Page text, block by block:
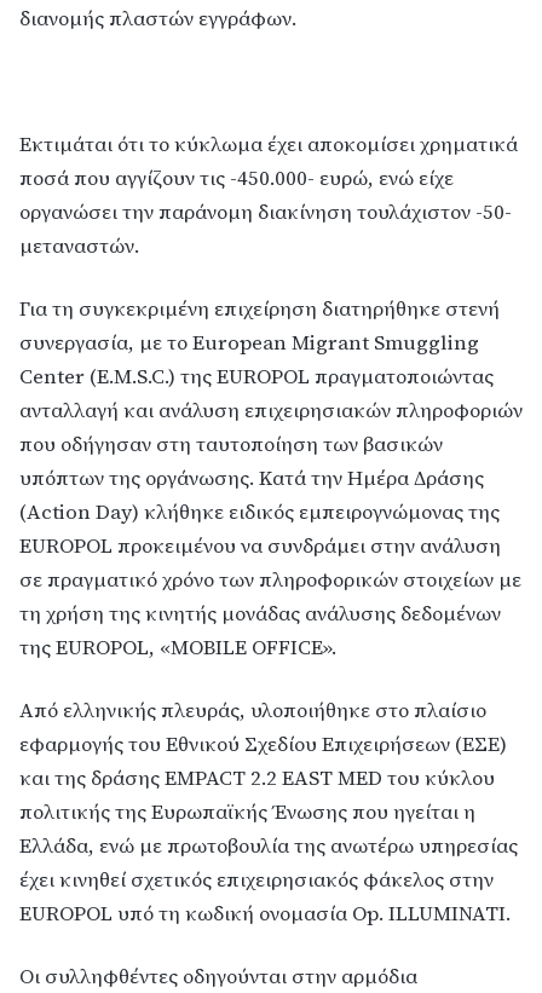
διανομής πλαστών εγγράφων.
Εκτιμάται ότι το κύκλωμα έχει αποκομίσει χρηματικά
ποσά που αγγίζουν τις -450.000- ευρώ, ενώ είχε
οργανώσει την παράνομη διακίνηση τουλάχιστον -50-
μεταναστών.
Για τη συγκεκριμένη επιχείρηση διατηρήθηκε στενή
συνεργασία, με το European Migrant Smuggling
Center (E.M.S.C.) της EUROPOL πραγματοποιώντας
ανταλλαγή και ανάλυση επιχειρησιακών πληροφοριών
που οδήγησαν στη ταυτοποίηση των βασικών
υπόπτων της οργάνωσης. Κατά την Ημέρα Δράσης
(Action Day) κλήθηκε ειδικός εμπειρογνώμονας της
EUROPOL προκειμένου να συνδράμει στην ανάλυση
σε πραγματικό χρόνο των πληροφορικών στοιχείων με
τη χρήση της κινητής μονάδας ανάλυσης δεδομένων
της EUROPOL, «MOBILE OFFICE».
Από ελληνικής πλευράς, υλοποιήθηκε στο πλαίσιο
εφαρμογής του Εθνικού Σχεδίου Επιχειρήσεων (ΕΣΕ)
και της δράσης EMPACT 2.2 EAST MED του κύκλου
πολιτικής της Ευρωπαϊκής Ένωσης που ηγείται η
Ελλάδα, ενώ με πρωτοβουλία της ανωτέρω υπηρεσίας
έχει κινηθεί σχετικός επιχειρησιακός φάκελος στην
EUROPOL υπό τη κωδική ονομασία Op. ILLUMINATI.
Οι συλληφθέντες οδηγούνται στην αρμόδια